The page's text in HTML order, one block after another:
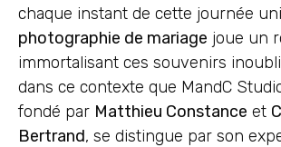
chaque instant de cette journée
photographie de mariage joue un
immortalisant ces souvenirs
dans ce contexte que MandC
fondé par Matthieu Constance et
Bertrand, se distingue par son